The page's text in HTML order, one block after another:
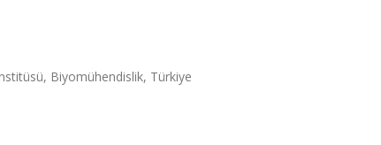
Biyomühendislik, Türkiye